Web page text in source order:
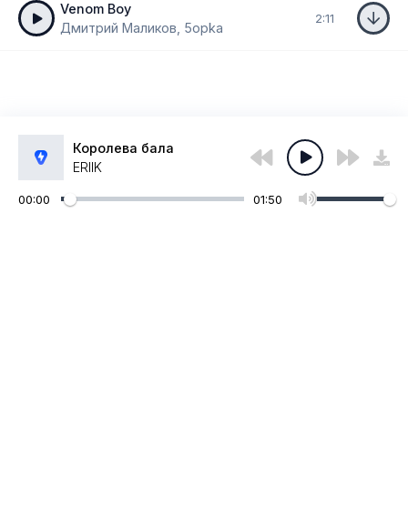
Venom Boy
Дмитрий Маликов, 5opka
2:11
Королева бала
ERIIK
00:00 01:50